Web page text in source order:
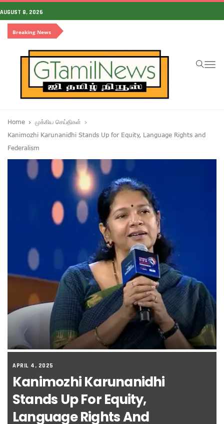
AUGUST 8, 2026
Breaking News
Home
முக்கிய செய்திகள்
Kanimozhi Karunanidhi Stands Up for Equity, Language Rights and
Federalism
APRIL 4, 2025
Kanimozhi Karunanidhi
Stands Up For Equity,
Language Rights And